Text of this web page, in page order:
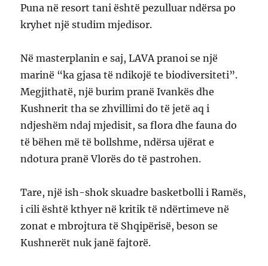
Puna në resort tani është pezulluar ndërsa po
kryhet një studim mjedisor.
Në masterplanin e saj, LAVA pranoi se një
marinë “ka gjasa të ndikojë te biodiversiteti”.
Megjithatë, një burim pranë Ivankës dhe
Kushnerit tha se zhvillimi do të jetë aq i
ndjeshëm ndaj mjedisit, sa flora dhe fauna do
të bëhen më të bollshme, ndërsa ujërat e
ndotura pranë Vlorës do të pastrohen.
Tare, një ish-shok skuadre basketbolli i Ramës,
i cili është kthyer në kritik të ndërtimeve në
zonat e mbrojtura të Shqipërisë, beson se
Kushnerët nuk janë fajtorë.